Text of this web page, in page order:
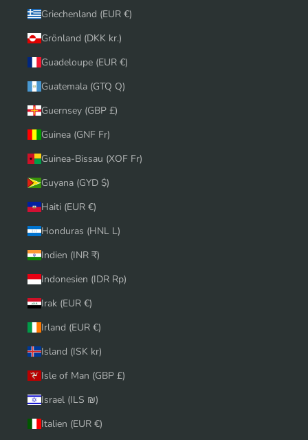
Griechenland (EUR €)
Grönland (DKK kr.)
Guadeloupe (EUR €)
Guatemala (GTQ Q)
Guernsey (GBP £)
Guinea (GNF Fr)
Guinea-Bissau (XOF Fr)
Guyana (GYD $)
Haiti (EUR €)
Honduras (HNL L)
Indien (INR ₹)
Indonesien (IDR Rp)
Irak (EUR €)
Irland (EUR €)
Island (ISK kr)
Isle of Man (GBP £)
Israel (ILS ₪)
Italien (EUR €)